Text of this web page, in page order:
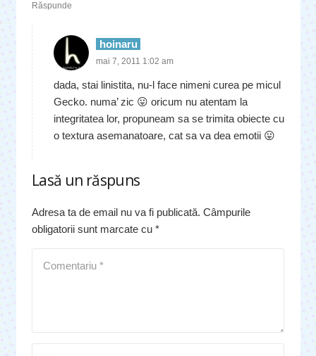
Răspunde
hoinaru
mai 7, 2011 1:02 am
dada, stai linistita, nu-l face nimeni curea pe micul
Gecko. numa’ zic 😛 oricum nu atentam la
integritatea lor, propuneam sa se trimita obiecte cu
o textura asemanatoare, cat sa va dea emotii 😛
Lasă un răspuns
Adresa ta de email nu va fi publicată. Câmpurile
obligatorii sunt marcate cu *